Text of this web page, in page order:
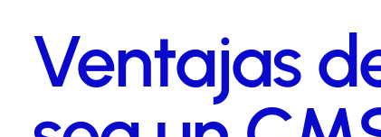
Ventajas